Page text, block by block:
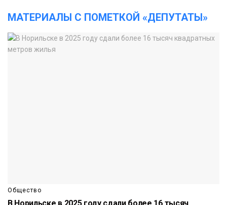
МАТЕРИАЛЫ С ПОМЕТКОЙ «ДЕПУТАТЫ»
Общество